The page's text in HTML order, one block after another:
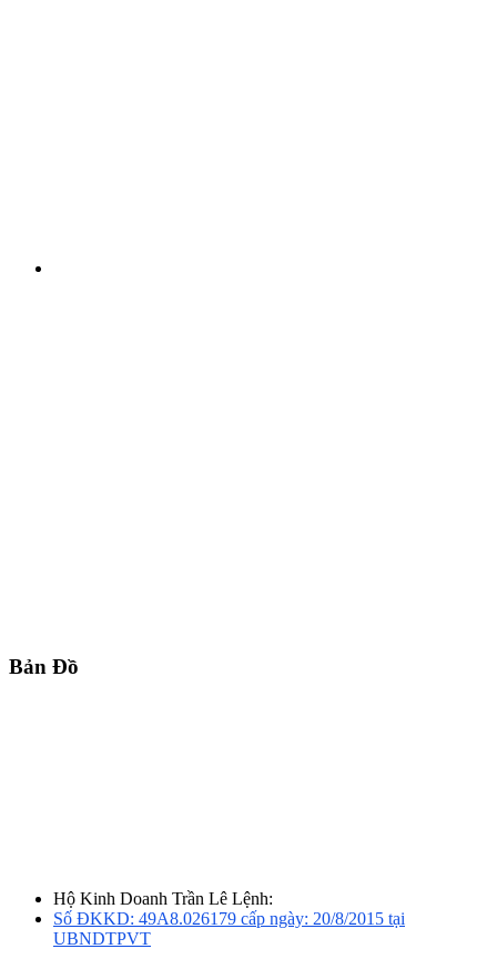
Bản Đồ
Hộ Kinh Doanh Trần Lê Lệnh:
Số ĐKKD: 49A8.026179 cấp ngày: 20/8/2015 tại
UBNDTPVT